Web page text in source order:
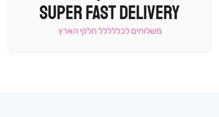
|
תומכי
-
SUPER FAST DELIVERY
משלוחים לכללללל חלקי הארץ